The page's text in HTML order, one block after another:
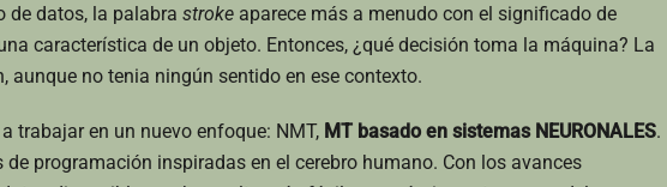
de datos, la palabra stroke aparece más a menudo con el significado de
característica de un objeto. Entonces, ¿qué decisión toma la máquina? La
no tenia ningún sentido en ese contexto.
trabajar en un nuevo enfoque: NMT, MT basado en sistemas NEURONALES.
programación inspiradas en el cerebro humano. Con los avances